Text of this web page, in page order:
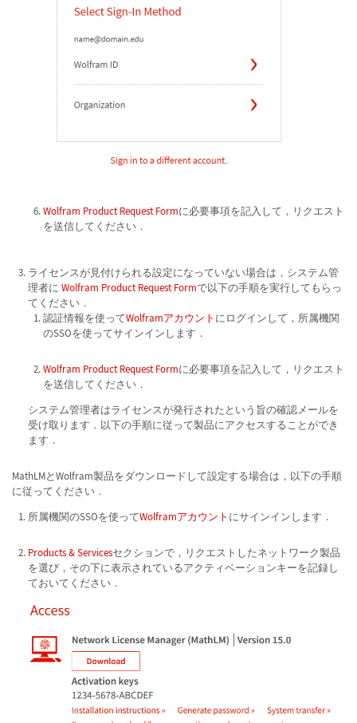
Wolfram Product Request Formに必要事項を記入して，リクエスト
を送信してください．
ライセンスが見付けられる設定になっていない場合は，システム管
理者に Wolfram Product Request Formで以下の手順を実行してもらっ
てください．
認証情報を使ってWolframアカウント にログインして，所属機関
のSSOを使ってサインインします．
Wolfram Product Request Formに必要事項を記入して，リクエスト
を送信してください．
システム管理者はライセンスが発行されたという旨の確認メールを
受け取ります．以下の手順に従って製品にアクセスすることができ
ます．
MathLMとWolfram製品をダウンロードして設定する場合は，以下の手順
に従ってください．
所属機関のSSOを使ってWolframアカウント にサインインします．
Products & Servicesセクションで，リクエストしたネットワーク製品
を選び，その下に表示されているアクティベーションキーを記録し
ておいてください．